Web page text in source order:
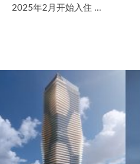
2025年2月开始入住 ...